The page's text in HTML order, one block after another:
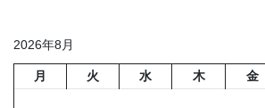
2026年8月
月 火 水 木 金